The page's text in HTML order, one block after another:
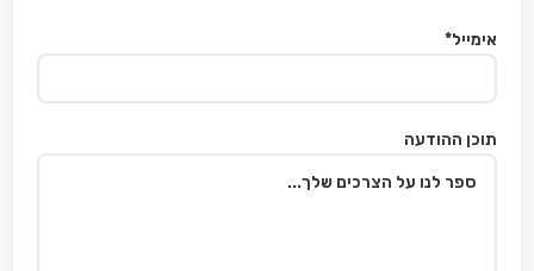
אימייל*
תוכן ההודעה